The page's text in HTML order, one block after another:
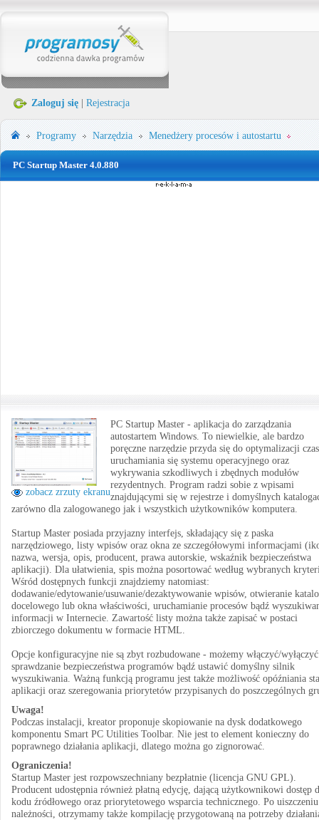
Zaloguj się Rejestracja
Programy Narzędzia Menedżery procesów i autostartu
PC Startup Master 4.0.880
zobacz zrzuty ekranu
PC Startup Master - aplikacja do zarządzania
autostartem Windows. To niewielkie, ale bardzo
poręczne narzędzie przyda się do optymalizacji
uruchamiania się systemu operacyjnego oraz
wykrywania szkodliwych i zbędnych modułów
rezydentnych. Program radzi sobie z wpisami
znajdującymi się w rejestrze i domyślnych
zarówno dla zalogowanego jak i wszystkich użytkowników komputera.
Startup Master posiada przyjazny interfejs, składający się z paska
narzędziowego, listy wpisów oraz okna ze szczegółowymi informacjami
nazwa, wersja, opis, producent, prawa autorskie, wskaźnik bezpieczeństwa
aplikacji). Dla ułatwienia, spis można posortować według wybranych
Wśród dostępnych funkcji znajdziemy natomiast:
dodawanie/edytowanie/usuwanie/dezaktywowanie wpisów, otwieranie
docelowego lub okna właściwości, uruchamianie procesów bądź
informacji w Internecie. Zawartość listy można także zapisać w postaci
zbiorczego dokumentu w formacie HTML.
Opcje konfiguracyjne nie są zbyt rozbudowane - możemy włączyć/wyłączyć
sprawdzanie bezpieczeństwa programów bądź ustawić domyślny silnik
wyszukiwania. Ważną funkcją programu jest także możliwość opóźniania
aplikacji oraz szeregowania priorytetów przypisanych do poszczególnych
Uwaga!
Podczas instalacji, kreator proponuje skopiowanie na dysk dodatkowego
komponentu Smart PC Utilities Toolbar. Nie jest to element konieczny do
poprawnego działania aplikacji, dlatego można go zignorować.
Ograniczenia!
Startup Master jest rozpowszechniany bezpłatnie (licencja GNU GPL).
Producent udostępnia również płatną edycję, dającą użytkownikowi dostęp
kodu źródłowego oraz priorytetowego wsparcia technicznego. Po uiszczeniu
należności, otrzymamy także kompilację przygotowaną na potrzeby